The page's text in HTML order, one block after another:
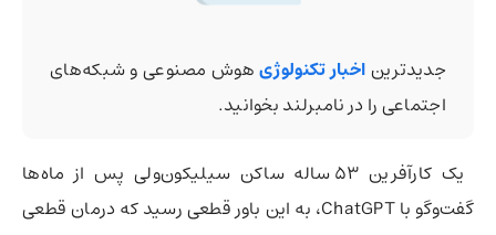
جدیدتریناخبار تکنولوژیهوش مصنوعی و شبکه‌های
اجتماعی را در نامبرلند بخوانید.
یک کارآفرین ۵۳ ساله ساکن سیلیکون‌ولی پس از ماه‌ها
گفت‌وگو با ChatGPT، به این باور قطعی رسید که درمان قطعی